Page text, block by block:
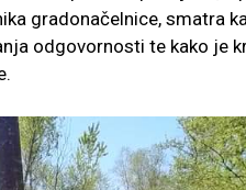
gradonačelnice, smatra
odgovornosti te kako je